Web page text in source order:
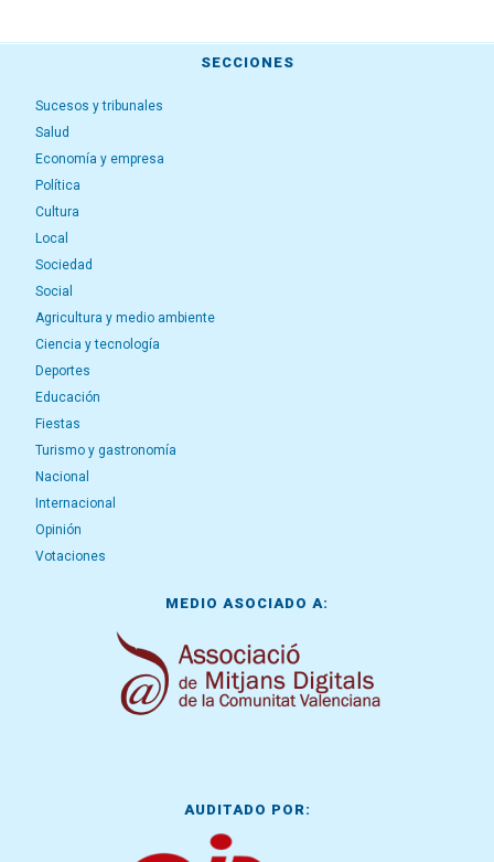
SECCIONES
Sucesos y tribunales
Salud
Economía y empresa
Política
Cultura
Local
Sociedad
Social
Agricultura y medio ambiente
Ciencia y tecnología
Deportes
Educación
Fiestas
Turismo y gastronomía
Nacional
Internacional
Opinión
Votaciones
MEDIO ASOCIADO A:
AUDITADO POR: